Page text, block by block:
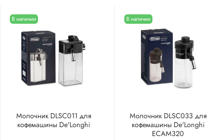
В наличии
Молочник DLSC011 для
кофемашины De'Longhi
В наличии
Молочник DLSC033 для
кофемашины De'Longhi
ECAM320